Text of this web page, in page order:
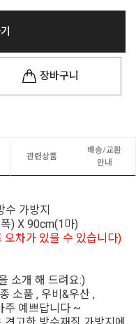
장바구니
관련상품
배송/교환
안내
수 가방지
) X 90cm(1마)
차가 있을 수 있습니다)
소개 해 드려요:)
소품 , 우비&우산 ,
주 예쁘답니다 ~